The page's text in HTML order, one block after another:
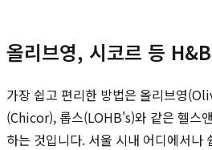
올리브영, 시코르 등
가장 쉽고 편리한 방법은 올리브영
(Chicor), 롭스(LOHB's)와 같은 헬스
하는 것입니다. 서울 시내 어디에서나